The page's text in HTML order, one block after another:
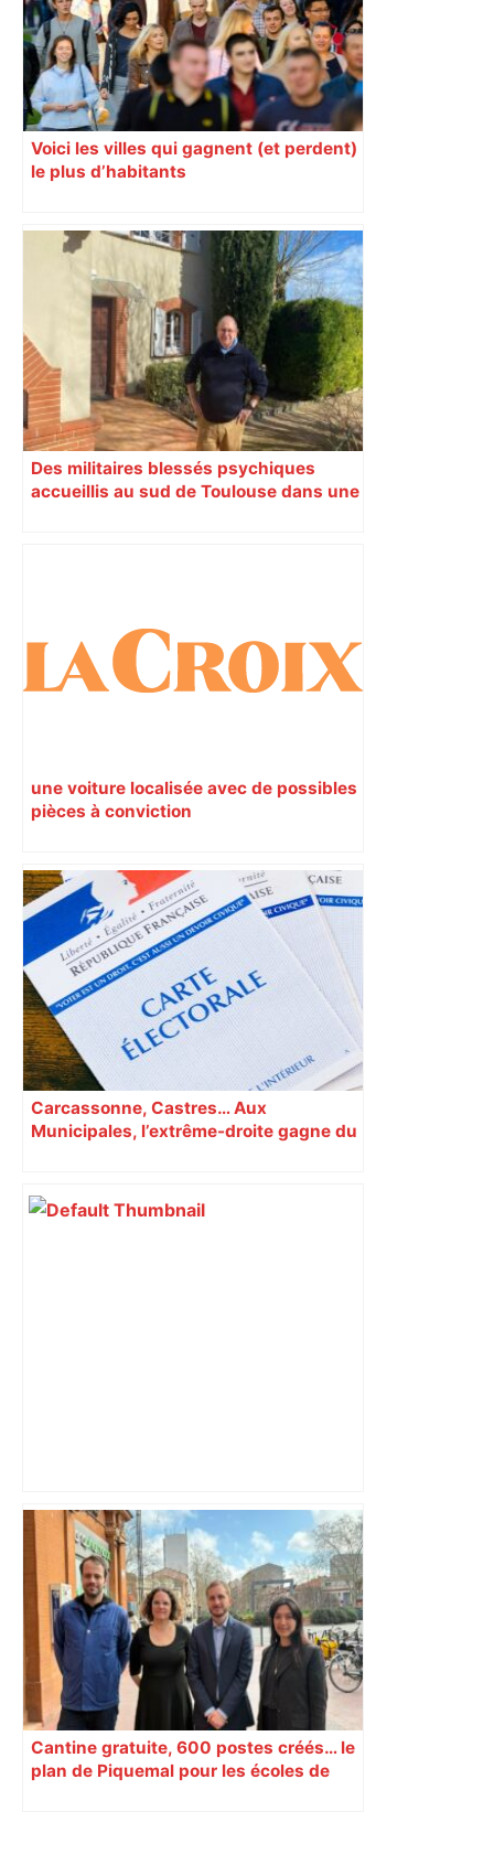
Voici les villes qui gagnent (et perdent)
le plus d’habitants
Des militaires blessés psychiques
accueillis au sud de Toulouse dans une
une voiture localisée avec de possibles
pièces à conviction
Carcassonne, Castres… Aux
Municipales, l’extrême-droite gagne du
Municipales 2026 à Toulouse : voiture,
métro et train encombrent la campagne
électorale – – Le Mans.maville.com
Cantine gratuite, 600 postes créés… le
plan de Piquemal pour les écoles de